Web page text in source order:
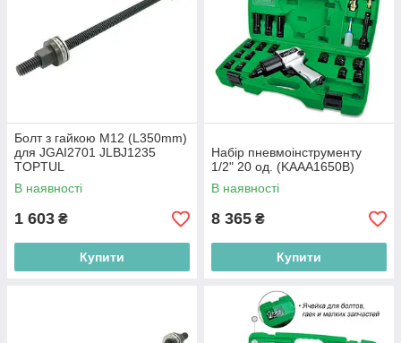
Болт з гайкою M12 (L350mm)
для JGAI2701 JLBJ1235
TOPTUL
В наявності
1 603 ₴
Купити
Набір пневмоінструменту
1/2" 20 од. (KAAA1650B)
В наявності
8 365 ₴
Купити